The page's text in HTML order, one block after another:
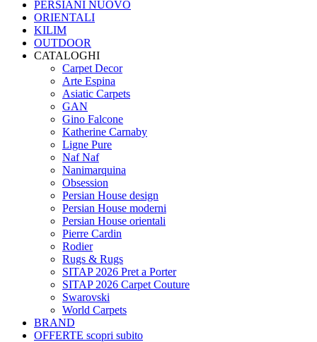
PERSIANI NUOVO
ORIENTALI
KILIM
OUTDOOR
CATALOGHI
Carpet Decor
Arte Espina
Asiatic Carpets
GAN
Gino Falcone
Katherine Carnaby
Ligne Pure
Naf Naf
Nanimarquina
Obsession
Persian House design
Persian House moderni
Persian House orientali
Pierre Cardin
Rodier
Rugs & Rugs
SITAP 2026 Pret a Porter
SITAP 2026 Carpet Couture
Swarovski
World Carpets
BRAND
OFFERTE scopri subito